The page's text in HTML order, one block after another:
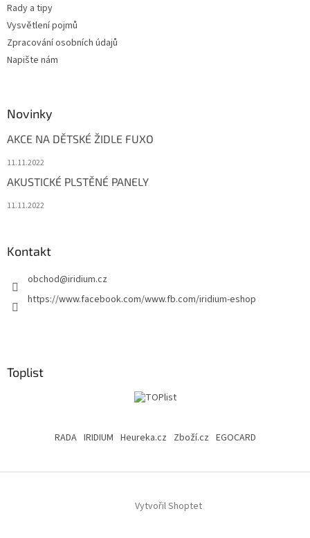
Rady a tipy
Vysvětlení pojmů
Zpracování osobních údajů
Napište nám
Novinky
AKCE NA DĚTSKÉ ŽIDLE FUXO
11.11.2022
AKUSTICKÉ PLSTĚNÉ PANELY
11.11.2022
Kontakt
obchod@iridium.cz
https://www.facebook.com/www.fb.com/iridium-eshop
Toplist
RADA IRIDIUM Heureka.cz Zboží.cz EGOCARD
Vytvořil Shoptet